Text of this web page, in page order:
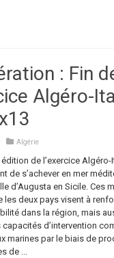
: Fin
Algéro-
Algérie
de l’exercice Algéro-
de s’achever en mer
d’Augusta en Sicile. Ces
les deux pays visent à
dans la région, mais
d’intervention
marines par le biais de
de ...